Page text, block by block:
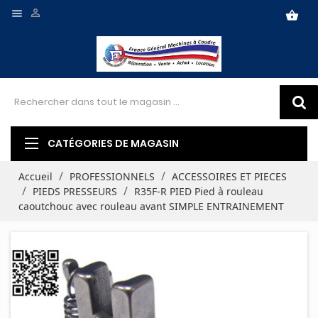
 shopping_basket

CATÉGORIES DE MAGASIN
Accueil PROFESSIONNELS
ACCESSOIRES ET PIECES
PIEDS PRESSEURS
R35F-R PIED Pied à rouleau
caoutchouc avec rouleau avant SIMPLE ENTRAINEMENT